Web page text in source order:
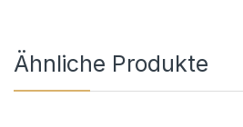
Ähnliche Produkte